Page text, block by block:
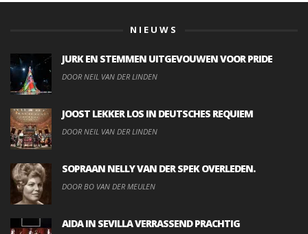
NIEUWS
JURK EN STEMMEN UITGEVOUWEN VOOR PRIDE
DOOR NEIL VAN DER LINDEN
JOOST LEKKER LOS IN DEUTSCHES REQUIEM
DOOR NEIL VAN DER LINDEN
SOPRAAN NELLY VAN DER SPEK OVERLEDEN.
DOOR BO VAN DER MEULEN
AIDA IN SEVILLA VERRASSEND PRACHTIG